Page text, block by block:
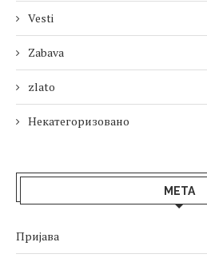
Vesti
Zabava
zlato
Некатегоризовано
МЕТА
Пријава